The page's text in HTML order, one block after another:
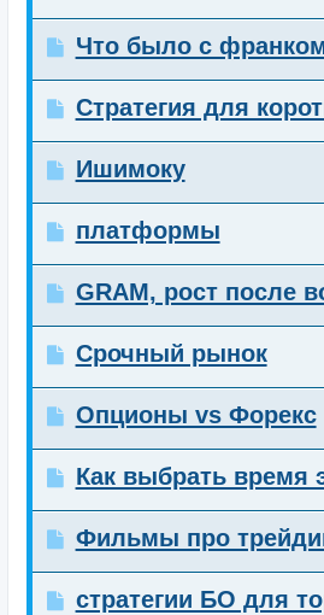
Что было с
Стратегия для
Ишимоку
платформы
GRAM, рост после
Срочный рынок
Опционы vs Форекс
Как выбрать время
Фильмы про
стратегии БО для